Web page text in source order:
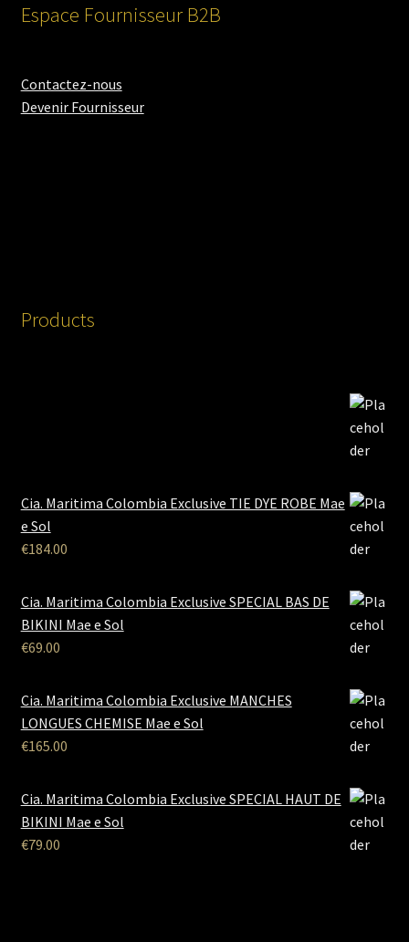
Espace Fournisseur B2B
Contactez-nous
Devenir Fournisseur
Products
Cia. Maritima Colombia Exclusive TIE DYE ROBE Mae
e Sol
€184.00
Cia. Maritima Colombia Exclusive SPECIAL BAS DE
BIKINI Mae e Sol
€69.00
Cia. Maritima Colombia Exclusive MANCHES
LONGUES CHEMISE Mae e Sol
€165.00
Cia. Maritima Colombia Exclusive SPECIAL HAUT DE
BIKINI Mae e Sol
€79.00